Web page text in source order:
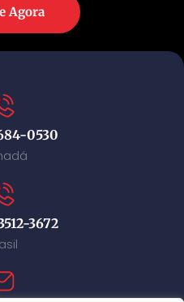
Agora
0530
3672